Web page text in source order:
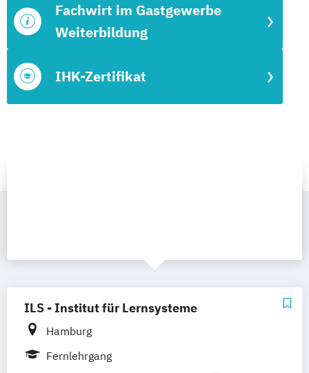
IHK-Zertifikat
Fachwirt im Gastgewerbe
Weiterbildung
ILS - Institut für Lernsysteme
Hamburg
Fernlehrgang